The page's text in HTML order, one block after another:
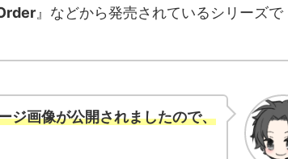
』などから発売されているシリーズで
ジ画像が公開されましたので、